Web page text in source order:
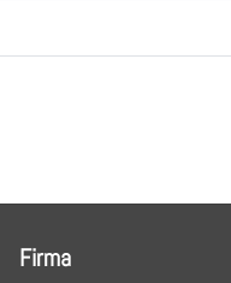
Firma